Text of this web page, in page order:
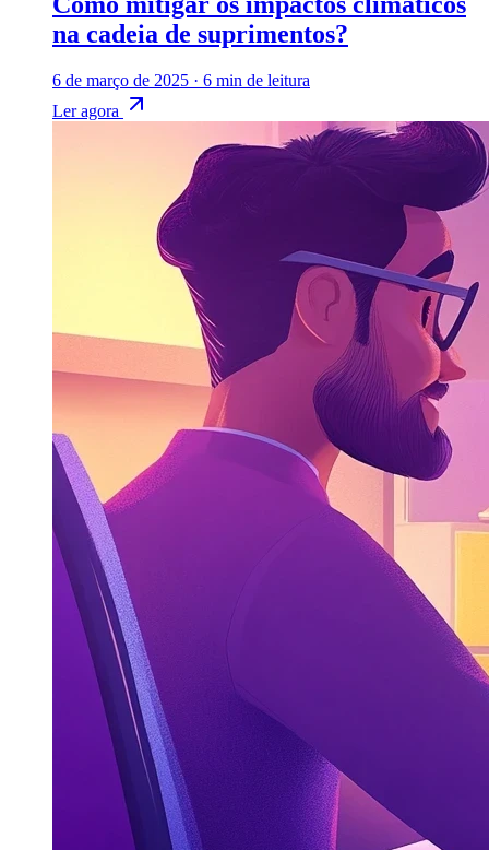
na cadeia de suprimentos?
6 de março de 2025 · 6 min de leitura
Ler agora